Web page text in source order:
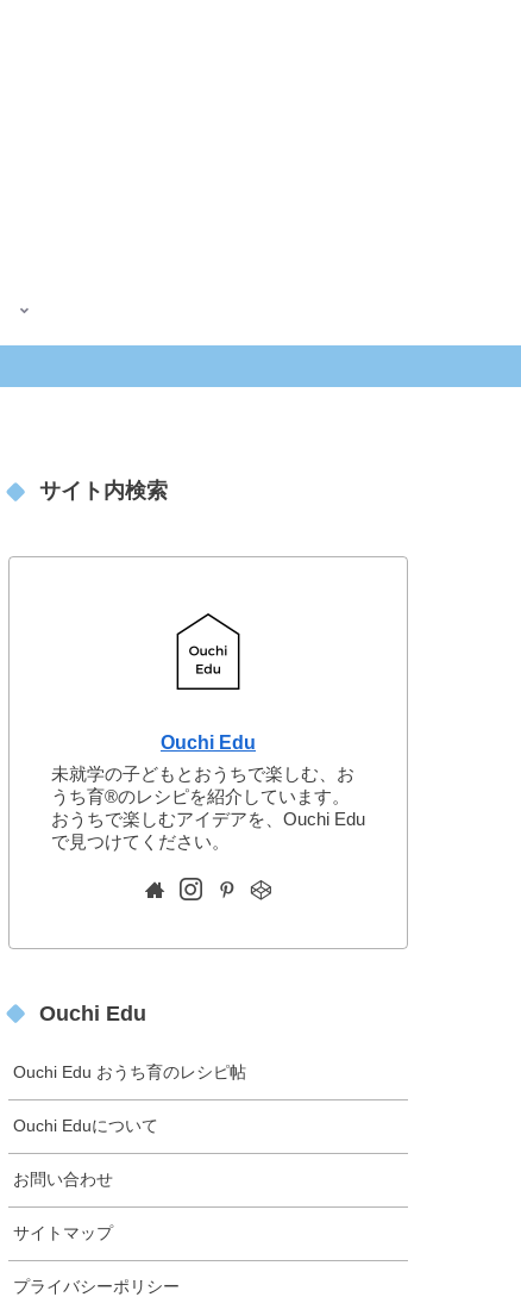
サイト内検索
Ouchi Edu
未就学の子どもとおうちで楽しむ、お
うち育®︎のレシピを紹介しています。
おうちで楽しむアイデアを、Ouchi Edu
で見つけてください。
Ouchi Edu
Ouchi Edu おうち育のレシピ帖
Ouchi Eduについて
お問い合わせ
サイトマップ
プライバシーポリシー